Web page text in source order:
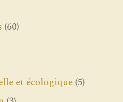
(60)
et écologique (5)